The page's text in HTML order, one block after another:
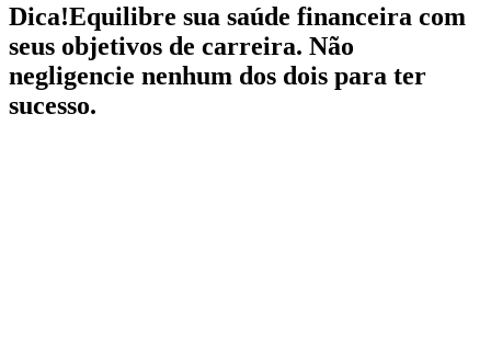
Dica!Equilibre sua saúde financeira com
seus objetivos de carreira. Não
negligencie nenhum dos dois para ter
sucesso.